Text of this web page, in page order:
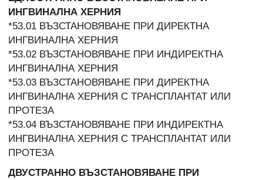
ИНГВИНАЛНА ХЕРНИЯ
*53.01 ВЪЗСТАНОВЯВАНЕ ПРИ ДИРЕКТНА
ИНГВИНАЛНА ХЕРНИЯ
*53.02 ВЪЗСТАНОВЯВАНЕ ПРИ ИНДИРЕКТНА
ИНГВИНАЛНА ХЕРНИЯ
*53.03 ВЪЗСТАНОВЯВАНЕ ПРИ ДИРЕКТНА
ИНГВИНАЛНА ХЕРНИЯ С ТРАНСПЛАНТАТ ИЛИ
ПРОТЕЗА
*53.04 ВЪЗСТАНОВЯВАНЕ ПРИ ИНДИРЕКТНА
ИНГВИНАЛНА ХЕРНИЯ С ТРАНСПЛАНТАТ ИЛИ
ПРОТЕЗА
ДВУСТРАННО ВЪЗСТАНОВЯВАНЕ ПРИ